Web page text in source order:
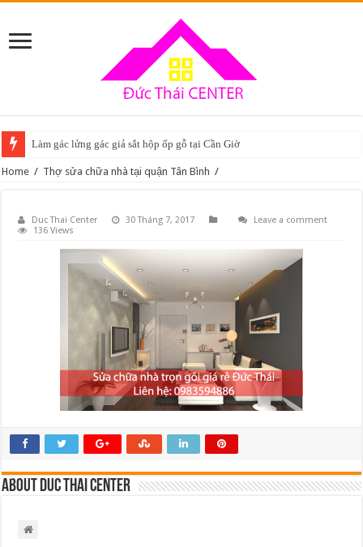
Làm gác lửng gác giả sắt hộp ốp gỗ tại Cần Giờ
Home / Thợ sửa chữa nhà tại quận Tân Bình /
Duc Thai Center 30 Tháng 7, 2017
Leave a comment
136 Views
About Duc Thai Center